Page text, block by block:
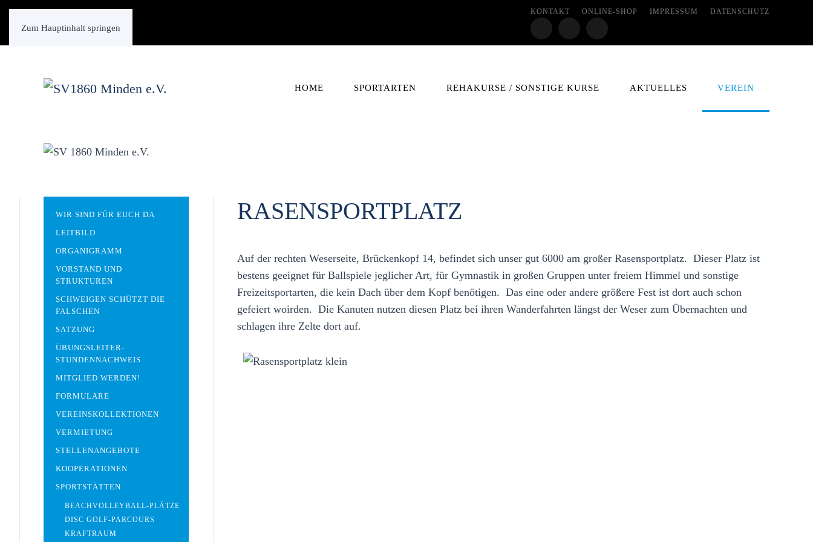
Zum Hauptinhalt springen
KONTAKT ONLINE-SHOP IMPRESSUM DATENSCHUTZ
HOME SPORTARTEN REHAKURSE / SONSTIGE KURSE AKTUELLES VEREIN
RASENSPORTPLATZ
Auf der rechten Weserseite, Brückenkopf 14, befindet sich unser gut 6000 am großer Rasensportplatz. Dieser Platz ist
bestens geeignet für Ballspiele jeglicher Art, für Gymnastik in großen Gruppen unter freiem Himmel und sonstige
Freizeitsportarten, die kein Dach über dem Kopf benötigen. Das eine oder andere größere Fest ist dort auch schon
gefeiert woirden. Die Kanuten nutzen diesen Platz bei ihren Wanderfahrten längst der Weser zum Übernachten und
schlagen ihre Zelte dort auf.
WIR SIND FÜR EUCH DA
LEITBILD
ORGANIGRAMM
VORSTAND UND
STRUKTUREN
SCHWEIGEN SCHÜTZT DIE
FALSCHEN
SATZUNG
ÜBUNGSLEITER-
STUNDENNACHWEIS
MITGLIED WERDEN!
FORMULARE
VEREINSKOLLEKTIONEN
VERMIETUNG
STELLENANGEBOTE
KOOPERATIONEN
SPORTSTÄTTEN
BEACHVOLLEYBALL-PLÄTZE
DISC GOLF-PARCOURS
KRAFTRAUM